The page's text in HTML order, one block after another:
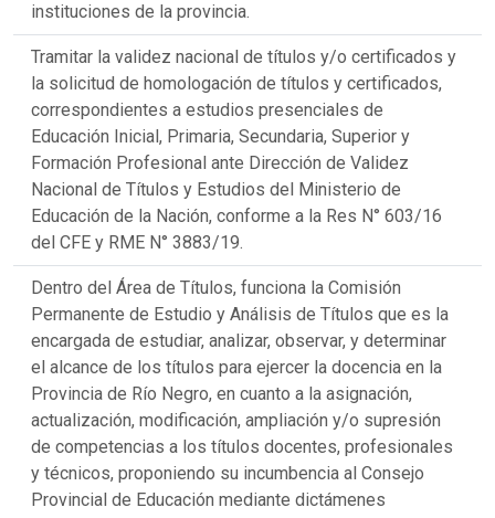
instituciones de la provincia.
Tramitar la validez nacional de títulos y/o certificados y
la solicitud de homologación de títulos y certificados,
correspondientes a estudios presenciales de
Educación Inicial, Primaria, Secundaria, Superior y
Formación Profesional ante Dirección de Validez
Nacional de Títulos y Estudios del Ministerio de
Educación de la Nación, conforme a la Res N° 603/16
del CFE y RME N° 3883/19.
Dentro del Área de Títulos, funciona la Comisión
Permanente de Estudio y Análisis de Títulos que es la
encargada de estudiar, analizar, observar, y determinar
el alcance de los títulos para ejercer la docencia en la
Provincia de Río Negro, en cuanto a la asignación,
actualización, modificación, ampliación y/o supresión
de competencias a los títulos docentes, profesionales
y técnicos, proponiendo su incumbencia al Consejo
Provincial de Educación mediante dictámenes